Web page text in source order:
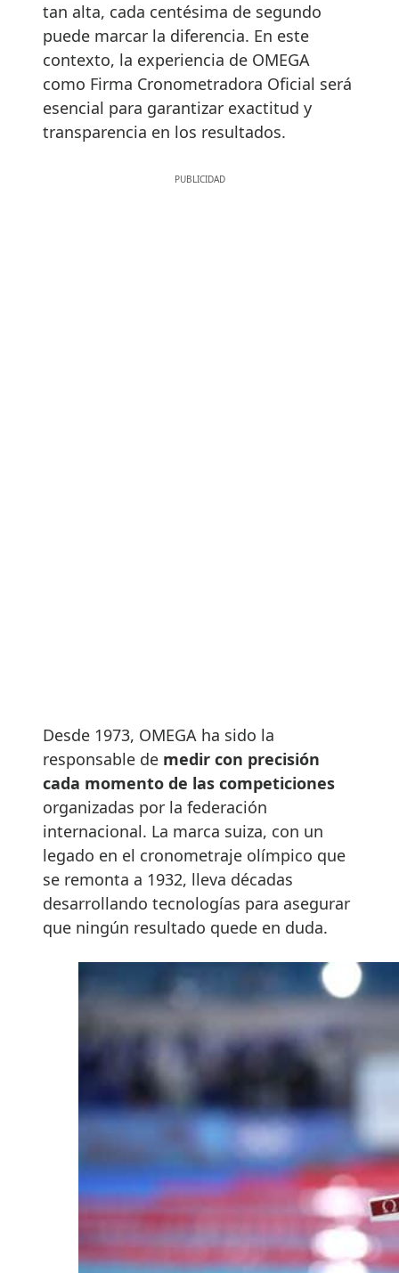
tan alta, cada centésima de segundo
puede marcar la diferencia. En este
contexto, la experiencia de OMEGA
como Firma Cronometradora Oficial será
esencial para garantizar exactitud y
transparencia en los resultados.
Desde 1973, OMEGA ha sido la
responsable de medir con precisión
cada momento de las competiciones
organizadas por la federación
internacional. La marca suiza, con un
legado en el cronometraje olímpico que
se remonta a 1932, lleva décadas
desarrollando tecnologías para asegurar
que ningún resultado quede en duda.